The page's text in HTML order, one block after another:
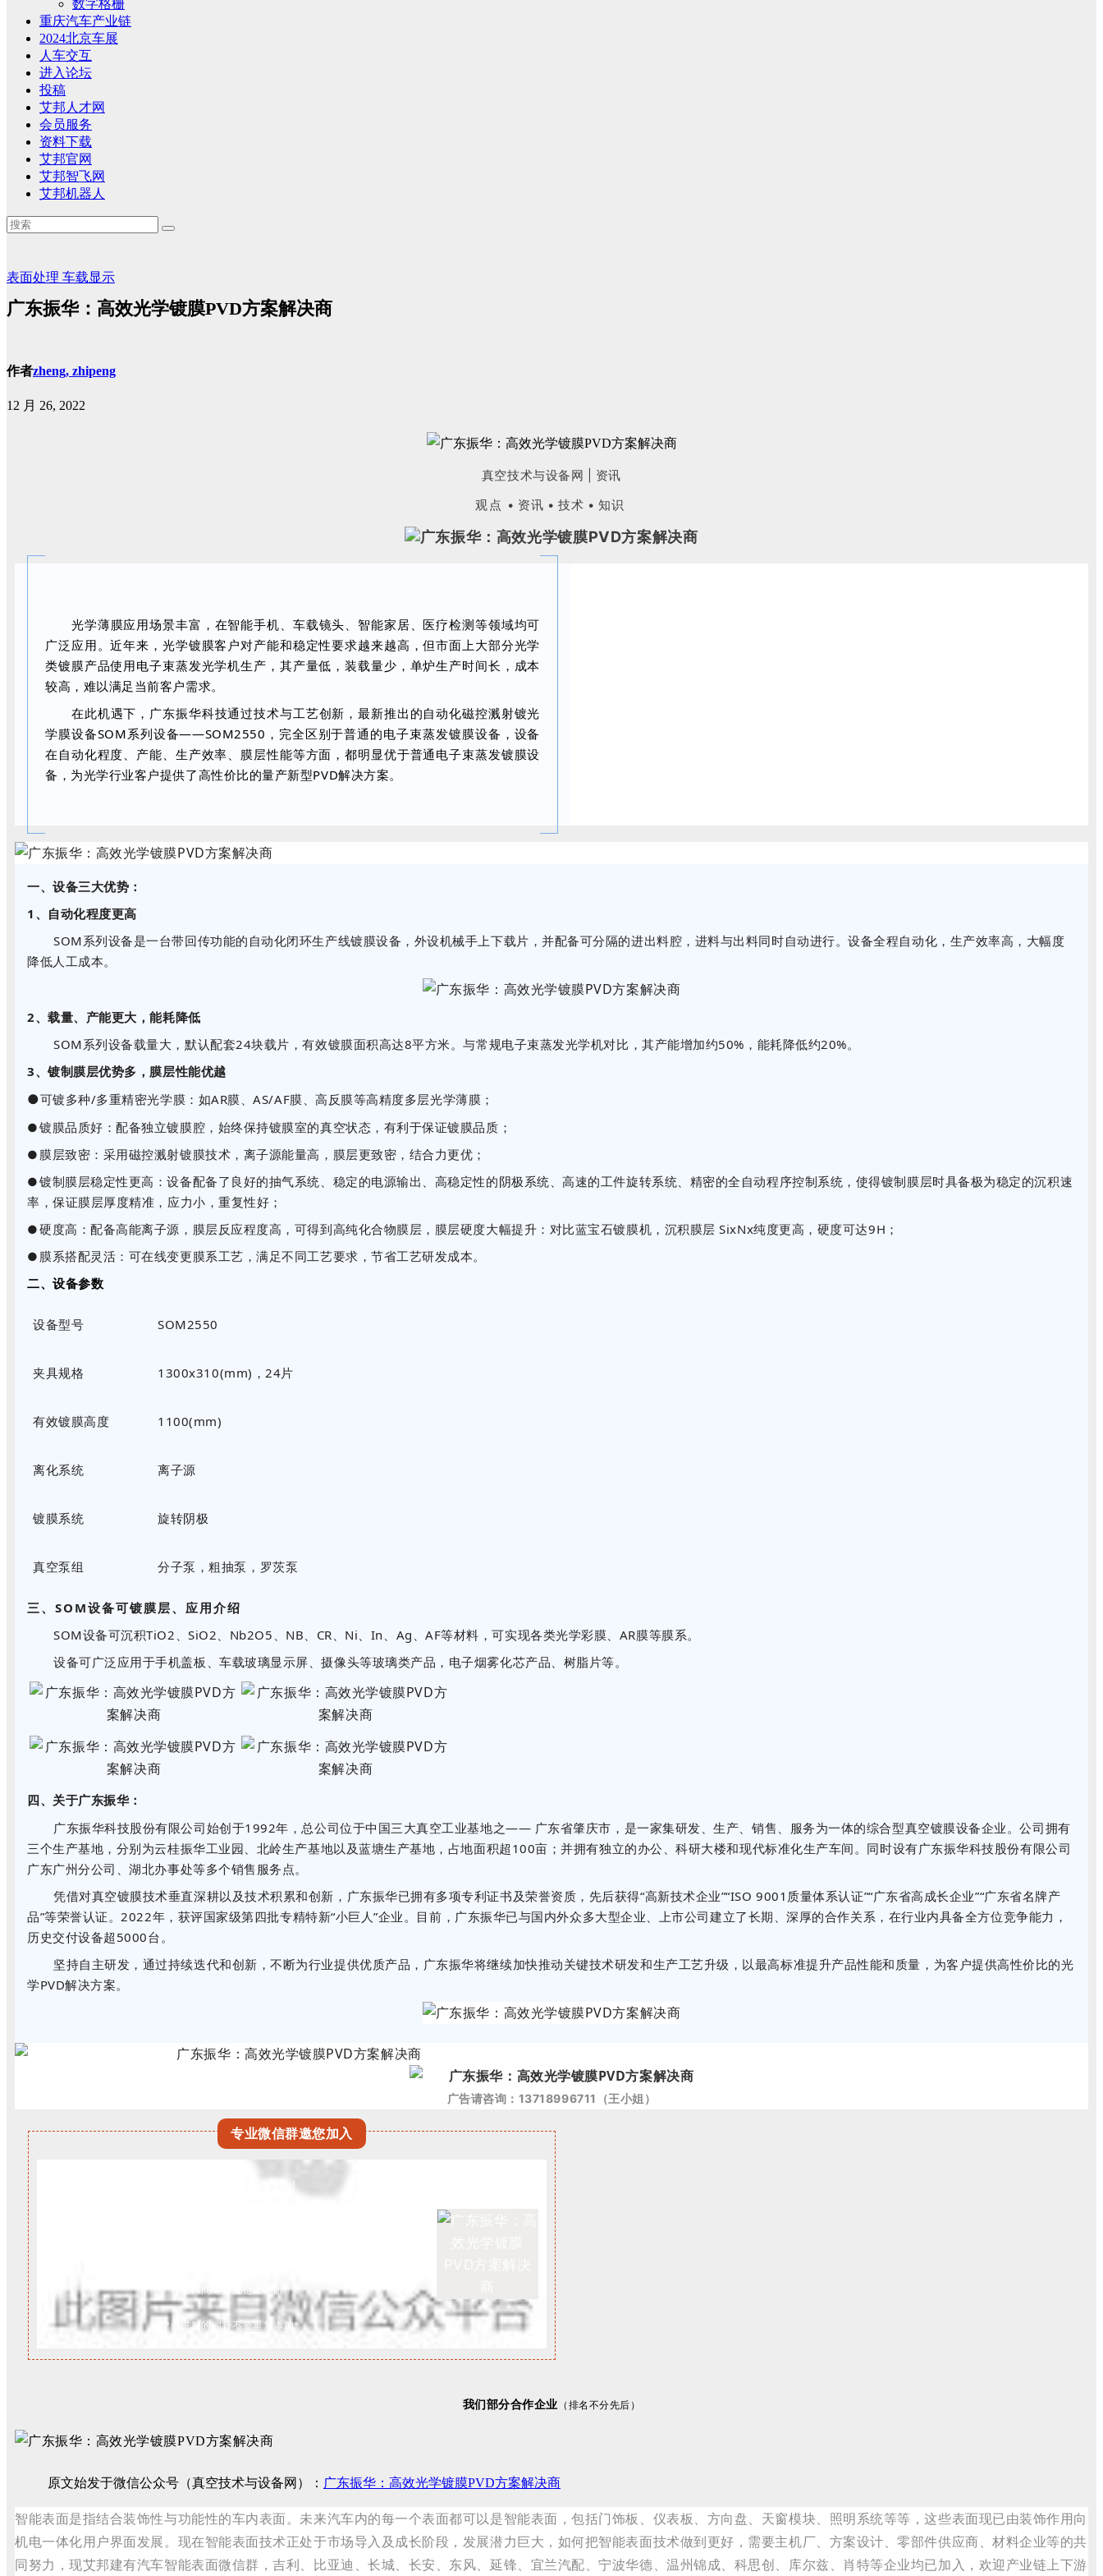
数字格栅
重庆汽车产业链
2024北京车展
人车交互
进入论坛
投稿
艾邦人才网
会员服务
资料下载
艾邦官网
艾邦智飞网
艾邦机器人
表面处理 车载显示
广东振华：高效光学镀膜PVD方案解决商
作者zheng, zhipeng
12 月 26, 2022
真空技术与设备网
资讯
观点 • 资讯 • 技术 • 知识
光学薄膜应用场景丰富，在智能手机、车载镜头、智能家居、医疗检测等领域均可
广泛应用。近年来，光学镀膜客户对产能和稳定性要求越来越高，但市面上大部分光学
类镀膜产品使用电子束蒸发光学机生产，其产量低，装载量少，单炉生产时间长，成本
较高，难以满足当前客户需求。
在此机遇下，广东振华科技通过技术与工艺创新，最新推出的自动化磁控溅射镀光
学膜设备SOM系列设备——SOM2550，完全区别于普通的电子束蒸发镀膜设备，设备
在自动化程度、产能、生产效率、膜层性能等方面，都明显优于普通电子束蒸发镀膜设
备，为光学行业客户提供了高性价比的量产新型PVD解决方案。
一、设备三大优势：
1、自动化程度更高
SOM系列设备是一台带回传功能的自动化闭环生产线镀膜设备，外设机械手上下载片，并配备可分隔的进出料腔，进料与出料同时自动进行。设备全程自动化，生产效率高，大幅度
降低人工成本。
2、载量、产能更大，能耗降低
SOM系列设备载量大，默认配套24块载片，有效镀膜面积高达8平方米。与常规电子束蒸发光学机对比，其产能增加约50%，能耗降低约20%。
3、镀制膜层优势多，膜层性能优越
●可镀多种/多重精密光学膜：如AR膜、AS/AF膜、高反膜等高精度多层光学薄膜；
●镀膜品质好：配备独立镀膜腔，始终保持镀膜室的真空状态，有利于保证镀膜品质；
● 膜层致密：采用磁控溅射镀膜技术，离子源能量高，膜层更致密，结合力更优；
●镀制膜层稳定性更高：设备配备了良好的抽气系统、稳定的电源输出、高稳定性的阴极系统、高速的工件旋转系统、精密的全自动程序控制系统，使得镀制膜层时具备极为稳定的沉积速
率，保证膜层厚度精准，应力小，重复性好；
●硬度高：配备高能离子源，膜层反应程度高，可得到高纯化合物膜层，膜层硬度大幅提升：对比蓝宝石镀膜机，沉积膜层 SixNx纯度更高，硬度可达9H；
● 膜系搭配灵活：可在线变更膜系工艺，满足不同工艺要求，节省工艺研发成本。
二、设备参数
设备型号 SOM2550
夹具规格 1300x310(mm)，24片
有效镀膜高度 1100(mm)
离化系统 离子源
镀膜系统 旋转阴极
真空泵组 分子泵，粗抽泵，罗茨泵
三、SOM设备可镀膜层、应用介绍
SOM设备可沉积TiO2、SiO2、Nb2O5、NB、CR、Ni、In、Ag、AF等材料，可实现各类光学彩膜、AR膜等膜系。
设备可广泛应用于手机盖板、车载玻璃显示屏、摄像头等玻璃类产品，电子烟雾化芯产品、树脂片等。
四、关于广东振华：
广东振华科技股份有限公司始创于1992年，总公司位于中国三大真空工业基地之—— 广东省肇庆市，是一家集研发、生产、销售、服务为一体的综合型真空镀膜设备企业。公司拥有
三个生产基地，分别为云桂振华工业园、北岭生产基地以及蓝塘生产基地，占地面积超100亩；并拥有独立的办公、科研大楼和现代标准化生产车间。同时设有广东振华科技股份有限公司
广东广州分公司、湖北办事处等多个销售服务点。
凭借对真空镀膜技术垂直深耕以及技术积累和创新，广东振华已拥有多项专利证书及荣誉资质，先后获得“高新技术企业”“ISO 9001质量体系认证”“广东省高成长企业”“广东省名牌产
品”等荣誉认证。2022年，获评国家级第四批专精特新“小巨人”企业。目前，广东振华已与国内外众多大型企业、上市公司建立了长期、深厚的合作关系，在行业内具备全方位竞争能力，
历史交付设备超5000台。
坚持自主研发，通过持续迭代和创新，不断为行业提供优质产品，广东振华将继续加快推动关键技术研发和生产工艺升级，以最高标准提升产品性能和质量，为客户提供高性价比的光
学PVD解决方案。
广告请咨询 ：13718996711（王小姐）
专业微信群邀您加入
终端厂商等产业链上下游！
*已进群的同行不要重复添加*
我们部分合作企业 （排名不分先后）
原文始发于微信公众号（真空技术与设备网）： 广东振华：高效光学镀膜PVD方案解决商
智能表面是指结合装饰性与功能性的车内表面。未来汽车内的每一个表面都可以是智能表面，包括门饰板、仪表板、方向盘、天窗模块、照明系统等等，这些表面现已由装饰作用向
机电一体化用户界面发展。现在智能表面技术正处于市场导入及成长阶段，发展潜力巨大，如何把智能表面技术做到更好，需要主机厂、方案设计、零部件供应商、材料企业等的共
同努力，现艾邦建有汽车智能表面微信群，吉利、比亚迪、长城、长安、东风、延锋、宜兰汽配、宁波华德、温州锦成、科思创、库尔兹、肖特等企业均已加入，欢迎产业链上下游